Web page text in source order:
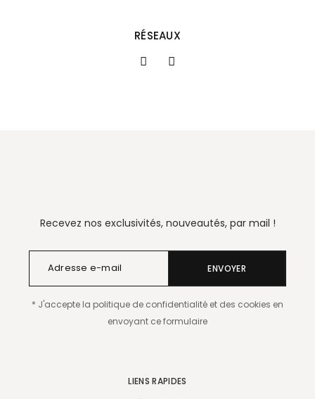
RÉSEAUX
Recevez nos exclusivités, nouveautés, par mail !
ENVOYER
* J'accepte la politique de confidentialité et des cookies en
envoyant ce formulaire
LIENS RAPIDES